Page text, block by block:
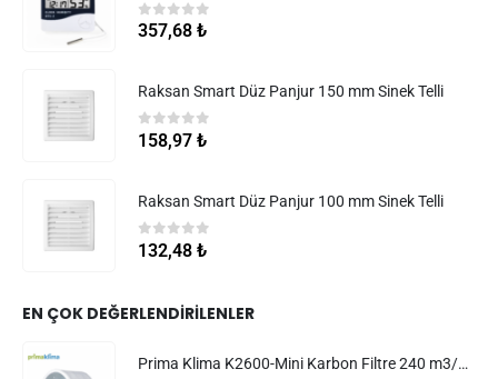
05 üzerinden
357,68 ₺
Raksan Smart Düz Panjur 150 mm Sinek Telli
0 5 üzerinden
158,97 ₺
Raksan Smart Düz Panjur 100 mm Sinek Telli
05 üzerinden
132,48 ₺
EN ÇOK DEĞERLENDIRILENLER
Prima Klima K2600-Mini Karbon Filtre 240 m3/h 100 mm